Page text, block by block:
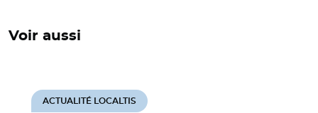
Voir aussi
ACTUALITÉ LOCALTIS